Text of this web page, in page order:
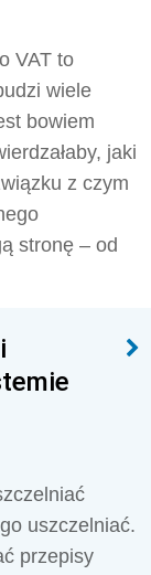
VAT to
wiele
bowiem
jaki
z czym
stronę – od
uszczelniać.
przepisy